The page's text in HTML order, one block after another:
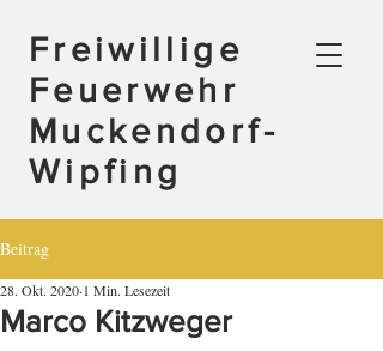
Freiwillige
Feuerwehr
Muckendorf-
Wipfing
Beitrag
Marco Kitzweger
28. Okt. 2020 1 Min. Lesezeit